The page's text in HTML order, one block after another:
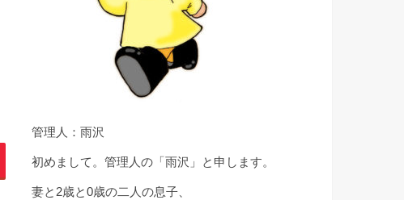
管理人：雨沢
初めまして。管理人の「雨沢」と申します。
妻と2歳と0歳の二人の息子、